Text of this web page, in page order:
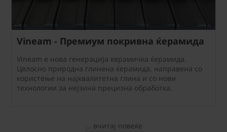
Vineam - Премиум покривна ќерамида
Vineam е нова генерација керамичка ќерамида.
Целосно природна глинена ќерамида, направена со
користење на најквалитетна глина и со нови
технологии за нејзина прецизна обработка.
... вчитај повеќе